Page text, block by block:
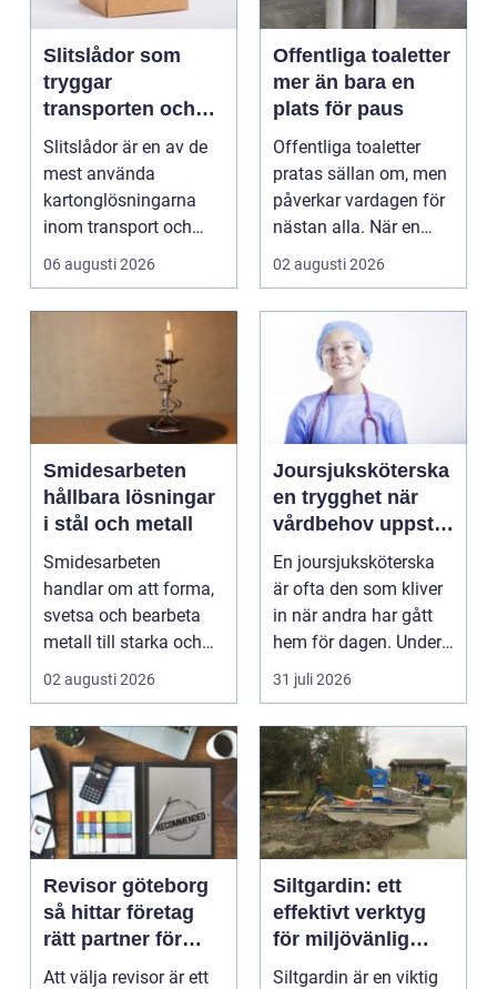
Slitslådor som
tryggar
transporten och
stärker varumärket
Slitslådor är en av de
mest använda
kartonglösningarna
inom transport och
logis...
06 augusti 2026
Offentliga toaletter
mer än bara en
plats för paus
Offentliga toaletter
pratas sällan om, men
påverkar vardagen för
nästan alla. När en
stad, park elle...
02 augusti 2026
Smidesarbeten
hållbara lösningar
i stål och metall
Smidesarbeten
handlar om att forma,
svetsa och bearbeta
metall till starka och
hållbara konstruktion...
02 augusti 2026
Joursjuksköterska
en trygghet när
vårdbehov uppstår
dygnet runt
En joursjuksköterska
är ofta den som kliver
in när andra har gått
hem för dagen. Under
sena kvällar,...
31 juli 2026
Revisor göteborg
så hittar företag
rätt partner för
trygg tillväxt
Att välja revisor är ett
Siltgardin: ett
effektivt verktyg
för miljövänlig
vattenhantering
Siltgardin är en viktig